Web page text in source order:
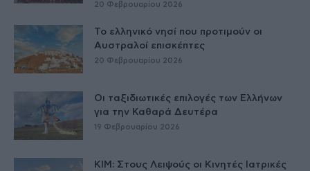
20 Φεβρουαρίου 2026
Το ελληνικό νησί που προτιμούν οι
Αυστραλοί επισκέπτες
20 Φεβρουαρίου 2026
Οι ταξιδιωτικές επιλογές των Ελλήνων
για την Καθαρά Δευτέρα
19 Φεβρουαρίου 2026
ΚΙΜ: Στους Λειψούς οι Κινητές Ιατρικές